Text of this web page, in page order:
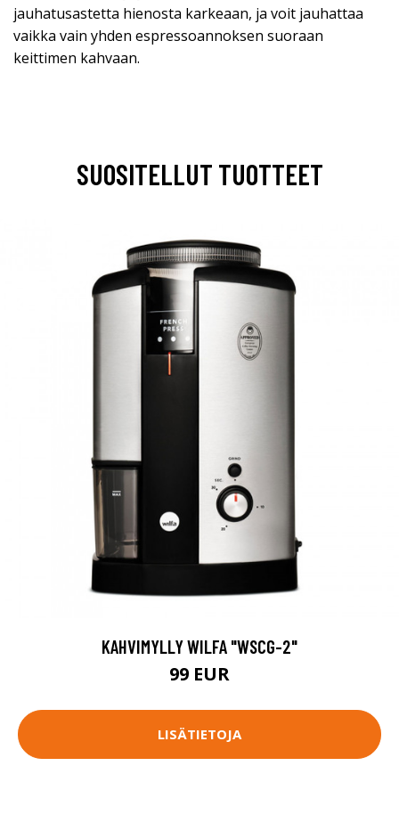
jauhatusastetta hienosta karkeaan, ja voit jauhattaa
vaikka vain yhden espressoannoksen suoraan
keittimen kahvaan.
SUOSITELLUT TUOTTEET
KAHVIMYLLY WILFA "WSCG-2"
99 EUR
LISÄTIETOJA